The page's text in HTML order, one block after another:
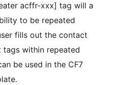
acffr-xxx] tag will a
to be repeated
fills out the contact
tags within repeated
be used in the CF7